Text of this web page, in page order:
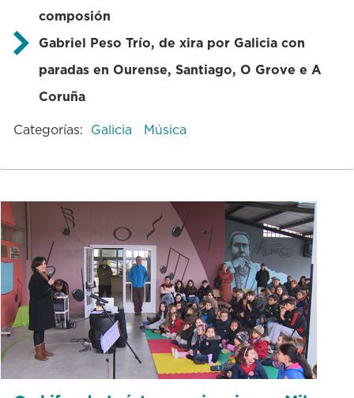
composión
Gabriel Peso Trío, de xira por Galicia con
paradas en Ourense, Santiago, O Grove e A
Coruña
Categorías: Galicia Música